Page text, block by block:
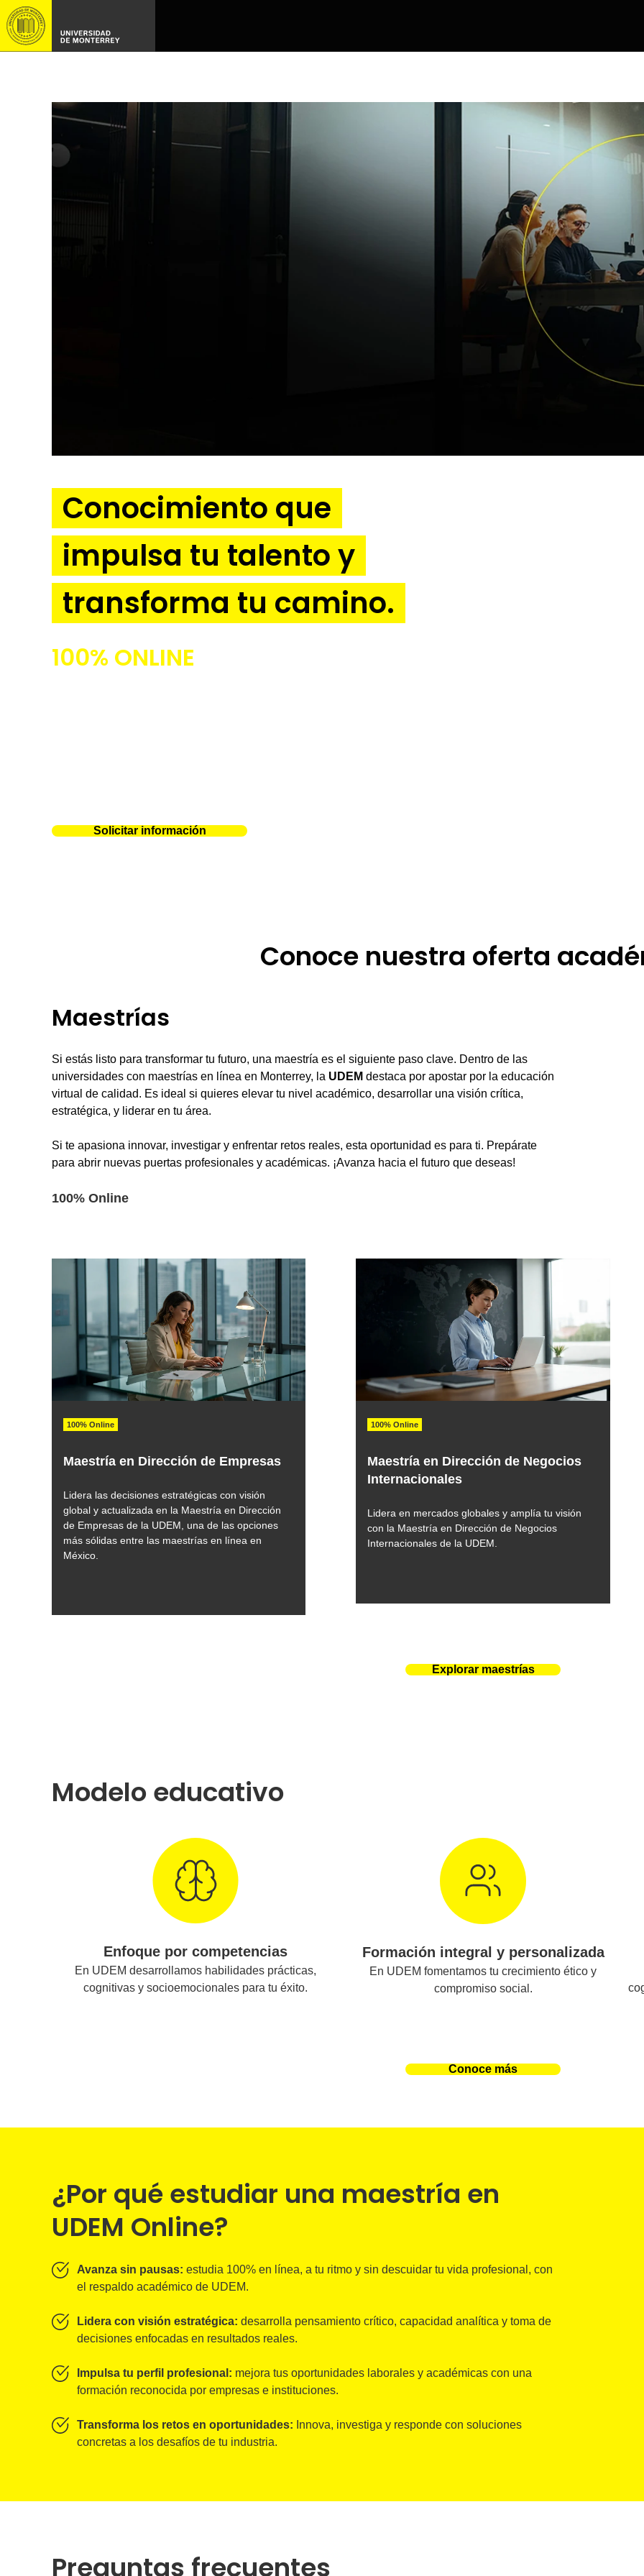
Conocimiento que
impulsa tu talento y
transforma tu camino.
100% ONLINE
Solicitar información
Conoce nuestra oferta
Maestrías
Si estás listo para transformar tu futuro, una maestría es el siguiente paso clave. Dentro de las
universidades con maestrías en línea en Monterrey, la UDEM destaca por apostar por la educación
virtual de calidad. Es ideal si quieres elevar tu nivel académico, desarrollar una visión crítica,
estratégica, y liderar en tu área.
Si te apasiona innovar, investigar y enfrentar retos reales, esta oportunidad es para ti. Prepárate
para abrir nuevas puertas profesionales y académicas. ¡Avanza hacia el futuro que deseas!
100% Online
Maestría en Dirección de Empresas
100% Online
Lidera las decisiones estratégicas con visión
global y actualizada en la Maestría en Dirección
de Empresas de la UDEM, una de las opciones
más sólidas entre las maestrías en línea en
México.
Maestría en Dirección de Negocios
Internacionales
100% Online
Lidera en mercados globales y amplía tu visión
con la Maestría en Dirección de Negocios
Internacionales de la UDEM.
Explorar maestrías
Modelo educativo
Enfoque por competencias
En UDEM desarrollamos habilidades prácticas,
cognitivas y socioemocionales para tu éxito.
Formación integral y personalizada
En UDEM fomentamos tu crecimiento ético y
compromiso social.
Conoce más
¿Por qué estudiar una maestría en
UDEM Online?
Avanza sin pausas: estudia 100% en línea, a tu ritmo y sin descuidar tu vida profesional, con
el respaldo académico de UDEM.
Lidera con visión estratégica: desarrolla pensamiento crítico, capacidad analítica y toma de
decisiones enfocadas en resultados reales.
Impulsa tu perfil profesional: mejora tus oportunidades laborales y académicas con una
formación reconocida por empresas e instituciones.
Transforma los retos en oportunidades: Innova, investiga y responde con soluciones
concretas a los desafíos de tu industria.
Preguntas frecuentes